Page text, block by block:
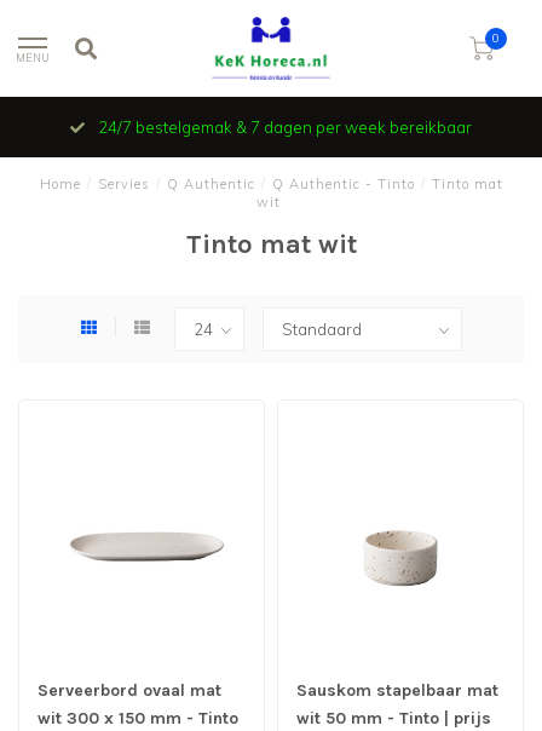
MENU
0
24/7 bestelgemak & 7 dagen per week bereikbaar
Home Servies Q Authentic Q Authentic - Tinto
Tinto mat
wit
Tinto mat wit
Serveerbord ovaal mat
wit 300 x 150 mm - Tinto
Sauskom stapelbaar mat
wit 50 mm - Tinto | prijs